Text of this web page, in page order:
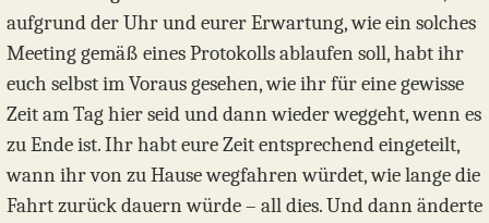
aufgrund der Uhr und eurer Erwartung, wie ein solches
Meeting gemäß eines Protokolls ablaufen soll, habt ihr
euch selbst im Voraus gesehen, wie ihr für eine gewisse
Zeit am Tag hier seid und dann wieder weggeht, wenn es
zu Ende ist. Ihr habt eure Zeit entsprechend eingeteilt,
wann ihr von zu Hause wegfahren würdet, wie lange die
Fahrt zurück dauern würde – all dies. Und dann änderte